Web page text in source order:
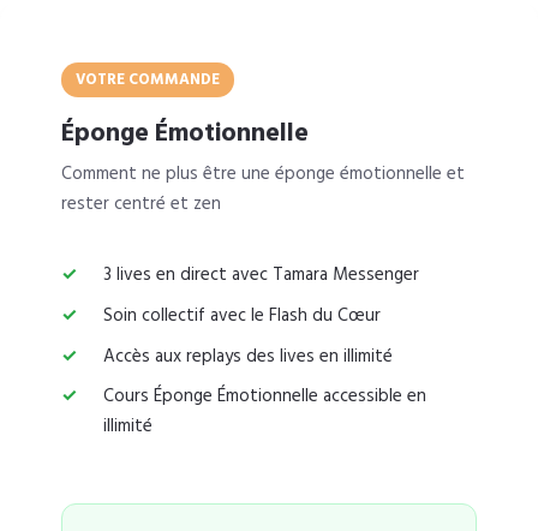
VOTRE COMMANDE
Éponge Émotionnelle
Comment ne plus être une éponge émotionnelle et
rester centré et zen
3 lives en direct avec Tamara Messenger
Soin collectif avec le Flash du Cœur
Accès aux replays des lives en illimité
Cours Éponge Émotionnelle accessible en
illimité